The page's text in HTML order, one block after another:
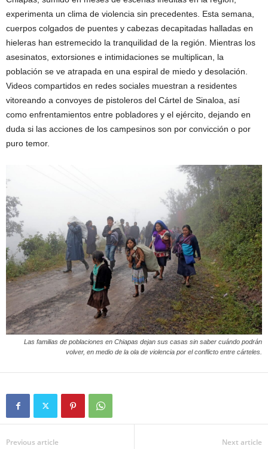
experimenta un clima de violencia sin precedentes. Esta semana,
cuerpos colgados de puentes y cabezas decapitadas halladas en
hieleras han estremecido la tranquilidad de la región. Mientras los
asesinatos, extorsiones e intimidaciones se multiplican, la
población se ve atrapada en una espiral de miedo y desolación.
Videos compartidos en redes sociales muestran a residentes
vitoreando a convoyes de pistoleros del Cártel de Sinaloa, así
como enfrentamientos entre pobladores y el ejército, dejando en
duda si las acciones de los campesinos son por convicción o por
puro temor.
Las familias de poblaciones en Chiapas dejan sus casas sin saber cuándo podrán
volver, en medio de la ola de violencia por el conflicto entre cárteles.
Previous article Next article